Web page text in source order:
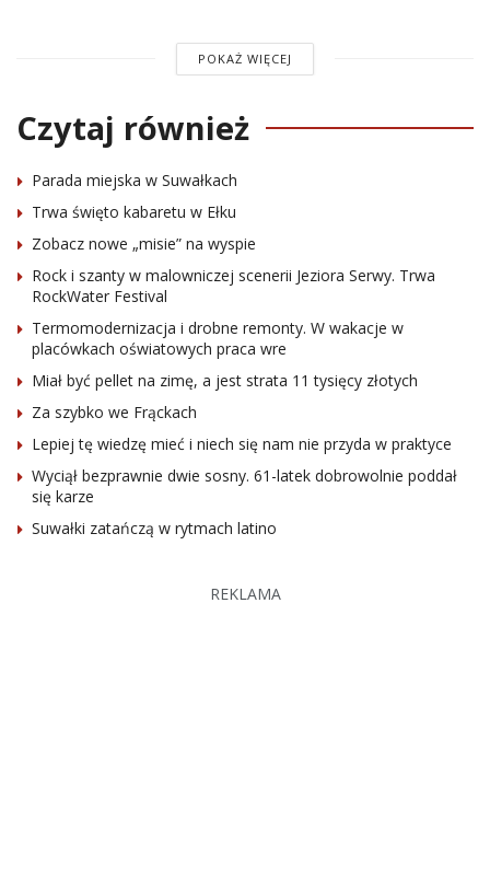
POKAŻ WIĘCEJ
Czytaj również
Parada miejska w Suwałkach
Trwa święto kabaretu w Ełku
Zobacz nowe „misie” na wyspie
Rock i szanty w malowniczej scenerii Jeziora Serwy. Trwa
RockWater Festival
Termomodernizacja i drobne remonty. W wakacje w
placówkach oświatowych praca wre
Miał być pellet na zimę, a jest strata 11 tysięcy złotych
Za szybko we Frąckach
Lepiej tę wiedzę mieć i niech się nam nie przyda w praktyce
Wyciął bezprawnie dwie sosny. 61-latek dobrowolnie poddał
się karze
Suwałki zatańczą w rytmach latino
REKLAMA